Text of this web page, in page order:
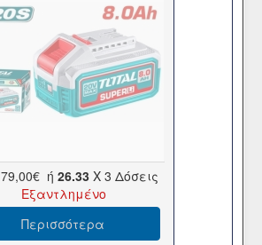
79,00€ ή 26.33 X 3 Δόσεις
Εξαντλημένο
Περισσότερα